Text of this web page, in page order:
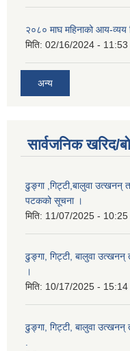
२०८० माघ महिनाको आय-व्यय
मिति: 02/16/2024 - 11:53
अन्य
सार्वजनिक खरिद/
ढुङ्गा ,गिट्टी,बालुवा उत्खनन्
पटकको सूचना ।
मिति: 11/07/2025 - 10:25
ढुङ्गा, गिट्टी, बालुवा
।
मिति: 10/17/2025 - 15:14
ढुङ्गा, गिट्टी, बालुवा
.